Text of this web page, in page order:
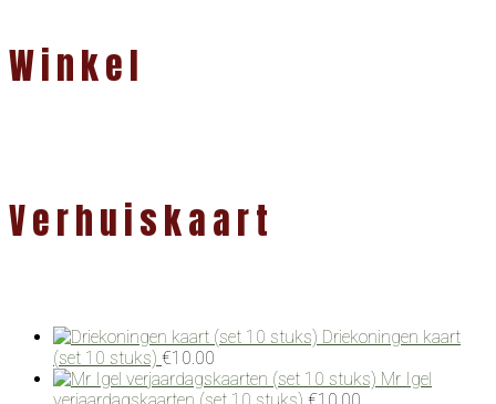
Winkel
Verhuiskaart
Driekoningen kaart
(set 10 stuks) €10.00
Mr Igel
verjaardagskaarten (set 10 stuks) €10.00